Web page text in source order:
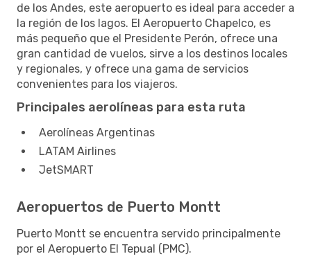
de los Andes, este aeropuerto es ideal para acceder a
la región de los lagos. El Aeropuerto Chapelco, es
más pequeño que el Presidente Perón, ofrece una
gran cantidad de vuelos, sirve a los destinos locales
y regionales, y ofrece una gama de servicios
convenientes para los viajeros.
Principales aerolíneas para esta ruta
Aerolíneas Argentinas
LATAM Airlines
JetSMART
Aeropuertos de Puerto Montt
Puerto Montt se encuentra servido principalmente
por el Aeropuerto El Tepual (PMC).